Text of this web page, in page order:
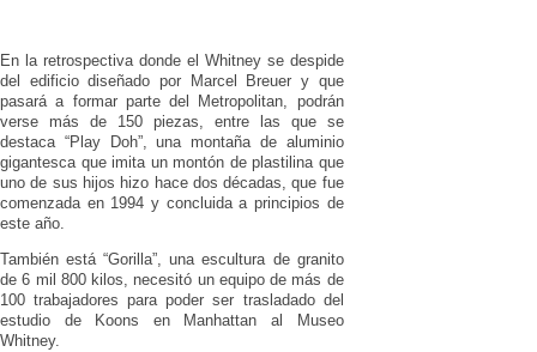
En la retrospectiva donde el Whitney se despide
del edificio diseñado por Marcel Breuer y que
pasará a formar parte del Metropolitan, podrán
verse más de 150 piezas, entre las que se
destaca “Play Doh”, una montaña de aluminio
gigantesca que imita un montón de plastilina que
uno de sus hijos hizo hace dos décadas, que fue
comenzada en 1994 y concluida a principios de
este año.
También está “Gorilla”, una escultura de granito
de 6 mil 800 kilos, necesitó un equipo de más de
100 trabajadores para poder ser trasladado del
estudio de Koons en Manhattan al Museo
Whitney.